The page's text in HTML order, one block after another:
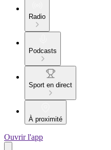
Radio
Podcasts
Sport en direct
À proximité
Ouvrir l'app